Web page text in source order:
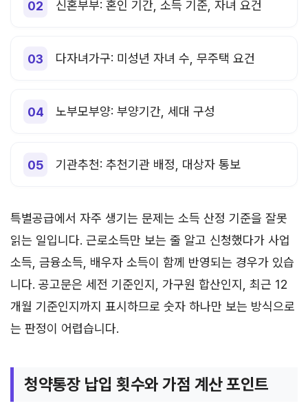
신혼부부: 혼인 기간, 소득 기준, 자녀 요건
다자녀가구: 미성년 자녀 수, 무주택 요건
노부모부양: 부양기간, 세대 구성
기관추천: 추천기관 배정, 대상자 통보
특별공급에서 자주 생기는 문제는 소득 산정 기준을 잘못
읽는 일입니다. 근로소득만 보는 줄 알고 신청했다가 사업
소득, 금융소득, 배우자 소득이 함께 반영되는 경우가 있습
니다. 공고문은 세전 기준인지, 가구원 합산인지, 최근 12
개월 기준인지까지 표시하므로 숫자 하나만 보는 방식으로
는 판정이 어렵습니다.
청약통장 납입 횟수와 가점 계산 포인트